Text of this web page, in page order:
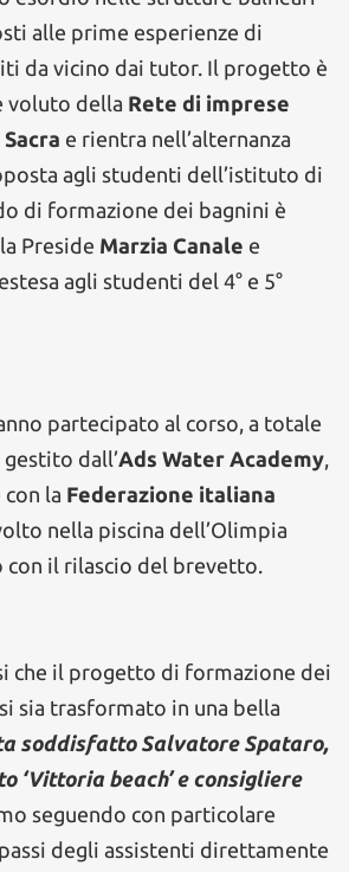
alle prime esperienze di
da vicino dai tutor. Il progetto è
voluto della Rete di imprese
e rientra nell’alternanza
agli studenti dell’istituto di
di formazione dei bagnini è
Preside Marzia Canale e
agli studenti del 4° e 5°
partecipato al corso, a totale
dall’Ads Water Academy,
la Federazione italiana
nella piscina dell’Olimpia
con il rilascio del brevetto.
che il progetto di formazione dei
sia trasformato in una bella
soddisfatto Salvatore Spataro,
‘Vittoria beach’ e consigliere
seguendo con particolare
degli assistenti direttamente